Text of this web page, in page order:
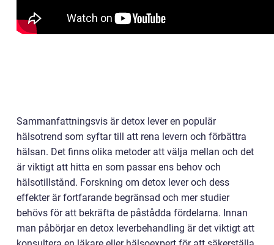
Sammanfattningsvis är detox lever en populär
hälsotrend som syftar till att rena levern och förbättra
hälsan. Det finns olika metoder att välja mellan och det
är viktigt att hitta en som passar ens behov och
hälsotillstånd. Forskning om detox lever och dess
effekter är fortfarande begränsad och mer studier
behövs för att bekräfta de påstådda fördelarna. Innan
man påbörjar en detox leverbehandling är det viktigt att